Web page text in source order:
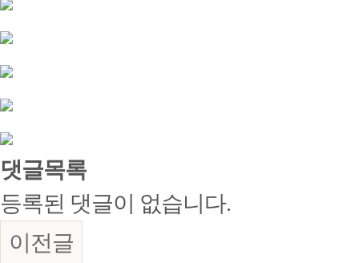
댓글목록
등록된 댓글이 없습니다.
이전글